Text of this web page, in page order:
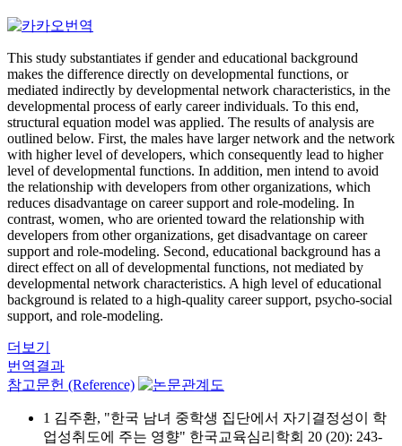
This study substantiates if gender and educational background
makes the difference directly on developmental functions, or
mediated indirectly by developmental network characteristics, in the
developmental process of early career individuals. To this end,
structural equation model was applied. The results of analysis are
outlined below. First, the males have larger network and the network
with higher level of developers, which consequently lead to higher
level of developmental functions. In addition, men intend to avoid
the relationship with developers from other organizations, which
reduces disadvantage on career support and role-modeling. In
contrast, women, who are oriented toward the relationship with
developers from other organizations, get disadvantage on career
support and role-modeling. Second, educational background has a
direct effect on all of developmental functions, not mediated by
developmental network characteristics. A high level of educational
background is related to a high-quality career support, psycho-social
support, and role-modeling.
더보기
번역결과
참고문헌 (Reference)
1 김주환, "한국 남녀 중학생 집단에서 자기결정성이 학
업성취도에 주는 영향" 한국교육심리학회 20 (20): 243-